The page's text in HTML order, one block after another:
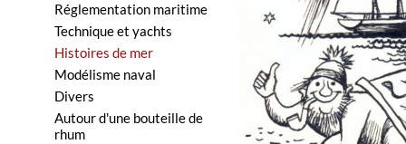
Réglementation maritime
Technique et yachts
Histoires de mer
Modélisme naval
Divers
Autour d'une bouteille de
rhum